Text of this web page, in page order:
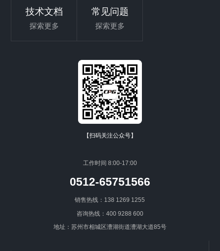
技术文档
探索更多
常见问题
探索更多
【扫码关注公众号】
工作时间 8:00-17:00
0512-65751566
销售热线：138 1269 1255
咨询热线：400 9288 600
地址：苏州市相城区漕湖街道漕湖大道85号